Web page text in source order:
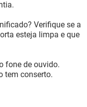
Verifique se a
esteja limpa e que
fone de ouvido.
tem conserto.